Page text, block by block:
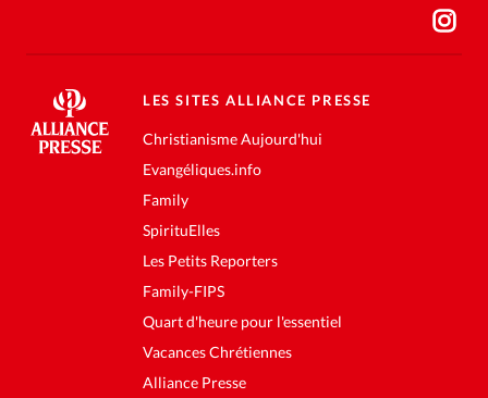
LES SITES ALLIANCE PRESSE
Christianisme Aujourd'hui
Evangéliques.info
Family
SpirituElles
Les Petits Reporters
Family-FIPS
Quart d'heure pour l'essentiel
Vacances Chrétiennes
Alliance Presse